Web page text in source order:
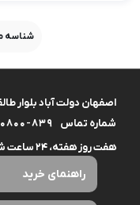
شناسه
اصفهان دولت آباد بلوار
شماره تماس
839
هفت روز هفته، ۲۴ ساعت شبانه‌روز پاسخگوی شما هستیم.
راهنمای خرید